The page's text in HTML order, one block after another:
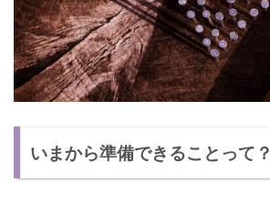
いまから準備できることって？